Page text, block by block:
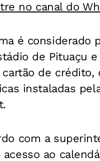
no canal do
é considerado
de Pituaçu
de
instaladas
com a
acesso ao